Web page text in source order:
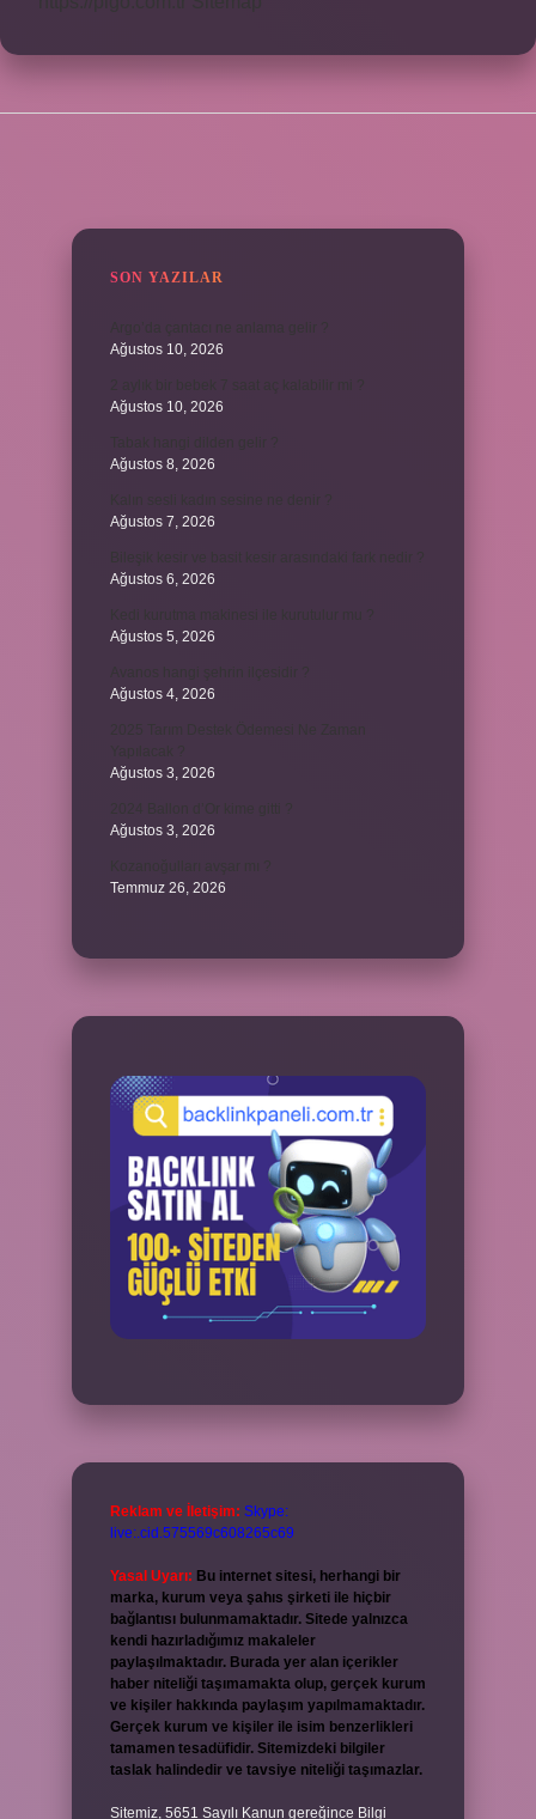
SON YAZILAR
Ağustos 10, 2026
Ağustos 10, 2026
Ağustos 8, 2026
Ağustos 7, 2026
Ağustos 6, 2026
Ağustos 5, 2026
Ağustos 4, 2026
Ağustos 3, 2026
Ağustos 3, 2026
Temmuz 26, 2026
Reklam ve İletişim: Skype:
live:.cid.575569c608265c69
Yasal Uyarı: Bu internet sitesi, herhangi bir
marka, kurum veya şahıs şirketi ile hiçbir
bağlantısı bulunmamaktadır. Sitede yalnızca
kendi hazırladığımız makaleler
paylaşılmaktadır. Burada yer alan içerikler
haber niteliği taşımamakta olup, gerçek kurum
ve kişiler hakkında paylaşım yapılmamaktadır.
Gerçek kurum ve kişiler ile isim benzerlikleri
tamamen tesadüfidir. Sitemizdeki bilgiler
taslak halindedir ve tavsiye niteliği taşımazlar.
Sitemiz, 5651 Sayılı Kanun gereğince Bilgi